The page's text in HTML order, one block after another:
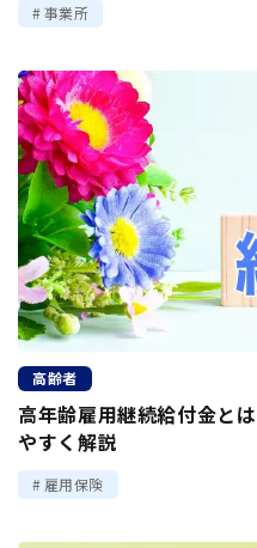
事業所
高齢者
高年齢雇用継続給付金と
やすく解説
雇用保険